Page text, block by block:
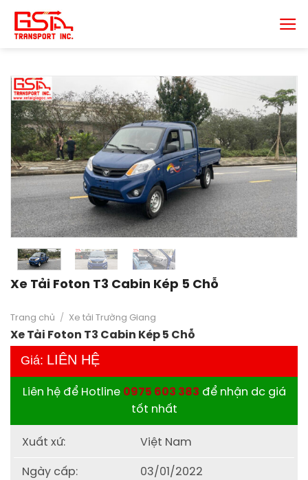
đến
nội
Xe Tải Foton T3 Cabin Kép 5 Chỗ
Trang chủ / Xe tải Trường Giang
Xe Tải Foton T3 Cabin Kép 5 Chỗ
Giá: LIÊN HỆ
Liên hệ để Hotline 0975 603 383 để nhận dc giá
tốt nhất
Xuất xứ: Việt Nam
Ngày cấp: 03/01/2022